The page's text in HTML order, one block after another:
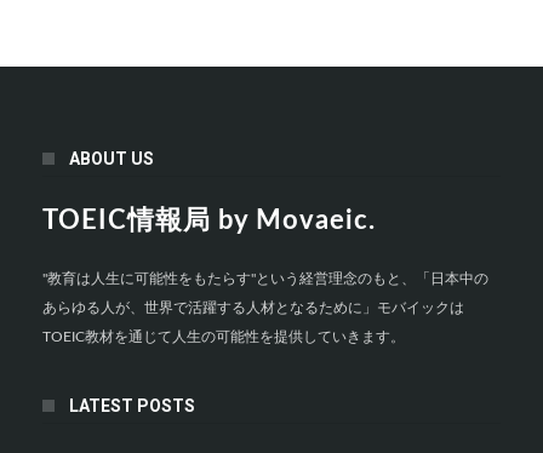
ABOUT US
TOEIC情報局 by Movaeic.
"教育は人生に可能性をもたらす"という経営理念のもと、「日本中の
あらゆる人が、世界で活躍する人材となるために」モバイックは
TOEIC教材を通じて人生の可能性を提供していきます。
LATEST POSTS